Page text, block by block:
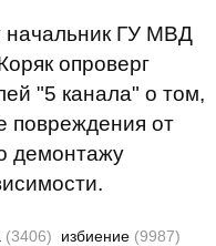
начальник ГУ МВД
опроверг
"5 канала" о том,
повреждения от
демонтажу
(3406) избиение (9987)